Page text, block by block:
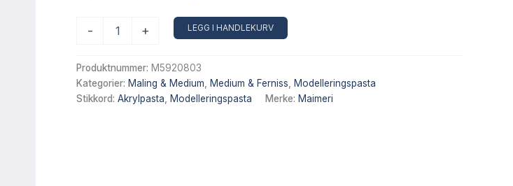
-
Stålfarget
akrylpasta
803
54ml
+ LEGG I HANDLEKURV
Produktnummer: M5920803
Kategorier: Maling & Medium, Medium & Ferniss, Modelleringspasta
Stikkord: Akrylpasta, Modelleringspasta Merke: Maimeri